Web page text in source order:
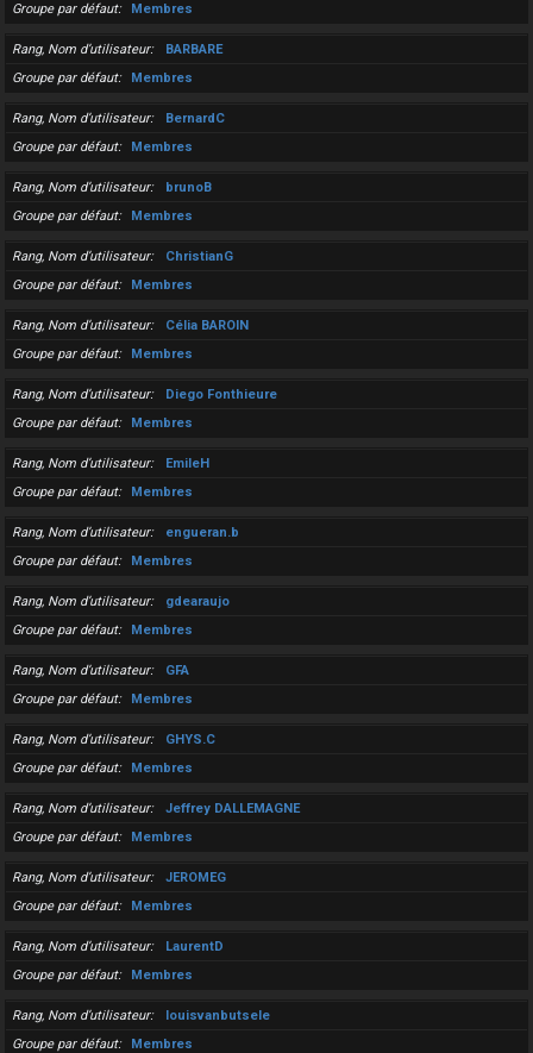
Groupe par défaut
Membres
Rang, Nom d’utilisateur
BARBARE
Groupe par défaut
Membres
Rang, Nom d’utilisateur
BernardC
Groupe par défaut
Membres
Rang, Nom d’utilisateur
brunoB
Groupe par défaut
Membres
Rang, Nom d’utilisateur
ChristianG
Groupe par défaut
Membres
Rang, Nom d’utilisateur
Célia BAROIN
Groupe par défaut
Membres
Rang, Nom d’utilisateur
Diego Fonthieure
Groupe par défaut
Membres
Rang, Nom d’utilisateur
EmileH
Groupe par défaut
Membres
Rang, Nom d’utilisateur
engueran.b
Groupe par défaut
Membres
Rang, Nom d’utilisateur
gdearaujo
Groupe par défaut
Membres
Rang, Nom d’utilisateur
GFA
Groupe par défaut
Membres
Rang, Nom d’utilisateur
GHYS.C
Groupe par défaut
Membres
Rang, Nom d’utilisateur
Jeffrey DALLEMAGNE
Groupe par défaut
Membres
Rang, Nom d’utilisateur
JEROMEG
Groupe par défaut
Membres
Rang, Nom d’utilisateur
LaurentD
Groupe par défaut
Membres
Rang, Nom d’utilisateur
louisvanbutsele
Groupe par défaut
Membres